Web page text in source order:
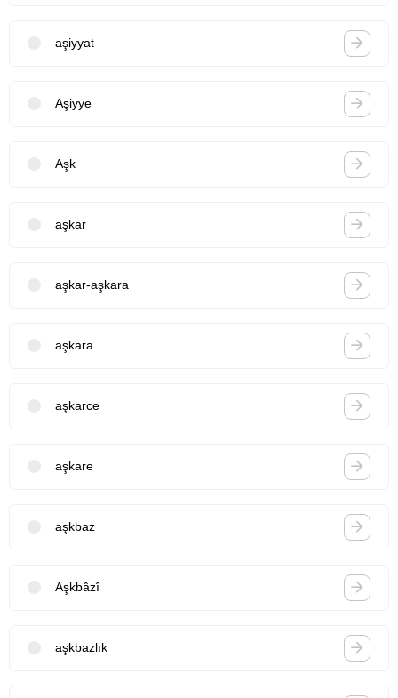
aşiyyat
Aşiyye
Aşk
aşkar
aşkar-aşkara
aşkara
aşkarce
aşkare
aşkbaz
Aşkbâzî
aşkbazlık